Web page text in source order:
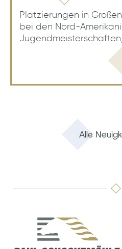
Platzierungen in
bei den Nord-
Alle